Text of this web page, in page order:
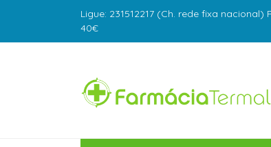
Ligue: 231512217 (Ch. rede fixa
40€